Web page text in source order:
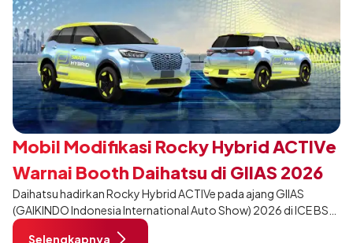
Mobil Modifikasi Rocky Hybrid ACTIVe
Warnai Booth Daihatsu di GIIAS 2026
Daihatsu hadirkan Rocky Hybrid ACTIVe pada ajang GIIAS
(GAIKINDO Indonesia International Auto Show) 2026 di ICE BSD
City, Tangerang. Terdapat 2 unit Rocky Hybrid yang
Selengkapnya